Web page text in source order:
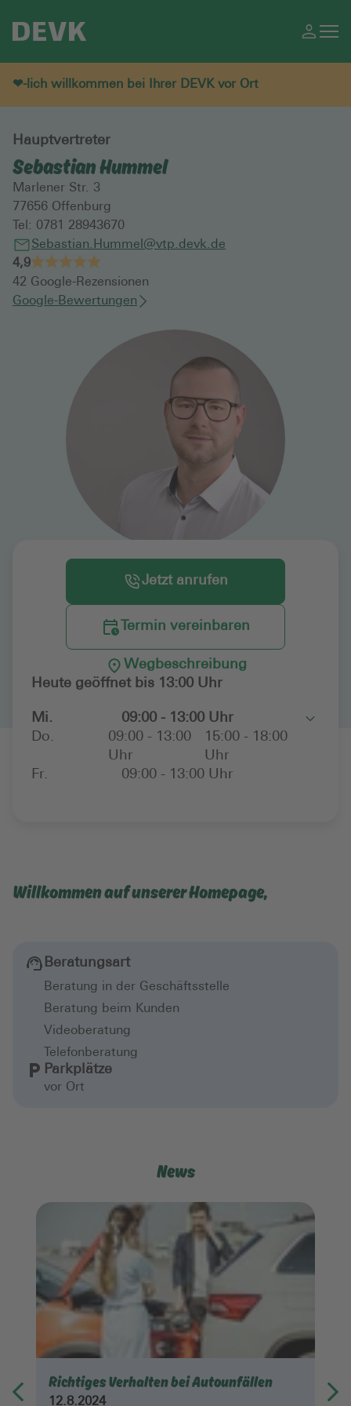
❤-lich willkommen bei Ihrer DEVK vor Ort
Hauptvertreter
Sebastian Hummel
Marlener Str. 3
77656 Offenburg
Tel: 0781 28943670
Sebastian.Hummel@vtp.devk.de
4,9
42 Google-Rezensionen
Google-Bewertungen
Jetzt anrufen
Termin vereinbaren
Wegbeschreibung
Heute geöffnet bis 13:00 Uhr
Mi.
09:00 - 13:00 Uhr
Do.
09:00 - 13:00
Uhr
15:00 - 18:00
Uhr
Fr.
09:00 - 13:00 Uhr
Toggle
Willkommen auf unserer Homepage,
Beratungsart
Beratung in der Geschäftsstelle
Beratung beim Kunden
Videoberatung
Telefonberatung
Parkplätze
vor Ort
News
Richtiges Verhalten bei Autounfällen
12.8.2024